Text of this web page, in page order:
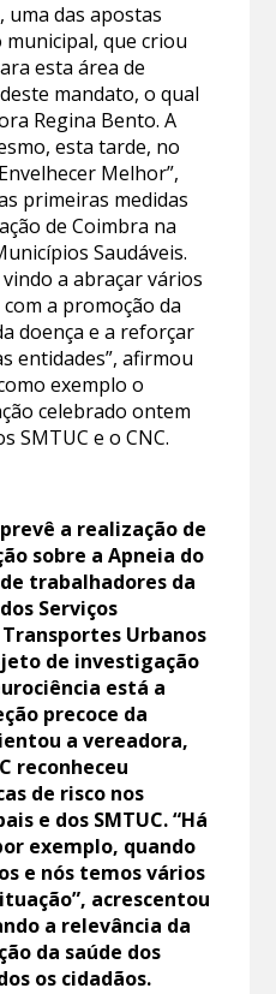
uma das apostas
que criou
esta área de
mandato, o qual
Regina Bento. A
esta tarde, no
Melhor”,
primeiras medidas
de Coimbra na
Saudáveis.
a abraçar vários
a promoção da
doença e a reforçar
entidades”, afirmou
exemplo o
celebrado ontem
SMTUC e o CNC.
a realização de
sobre a Apneia do
trabalhadores da
Serviços
Urbanos
de investigação
está a
precoce da
a vereadora,
reconheceu
de risco nos
e dos SMTUC. “Há
exemplo, quando
e nós temos vários
acrescentou
a relevância da
da saúde dos
os cidadãos.